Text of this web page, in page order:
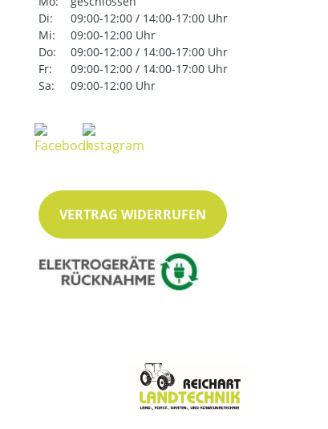
Di:
09:00-12:00 / 14:00-17:00 Uhr
Mi:
09:00-12:00 Uhr
Do:
09:00-12:00 / 14:00-17:00 Uhr
Fr:
09:00-12:00 / 14:00-17:00 Uhr
Sa:
09:00-12:00 Uhr
VERTRAG WIDERRUFEN